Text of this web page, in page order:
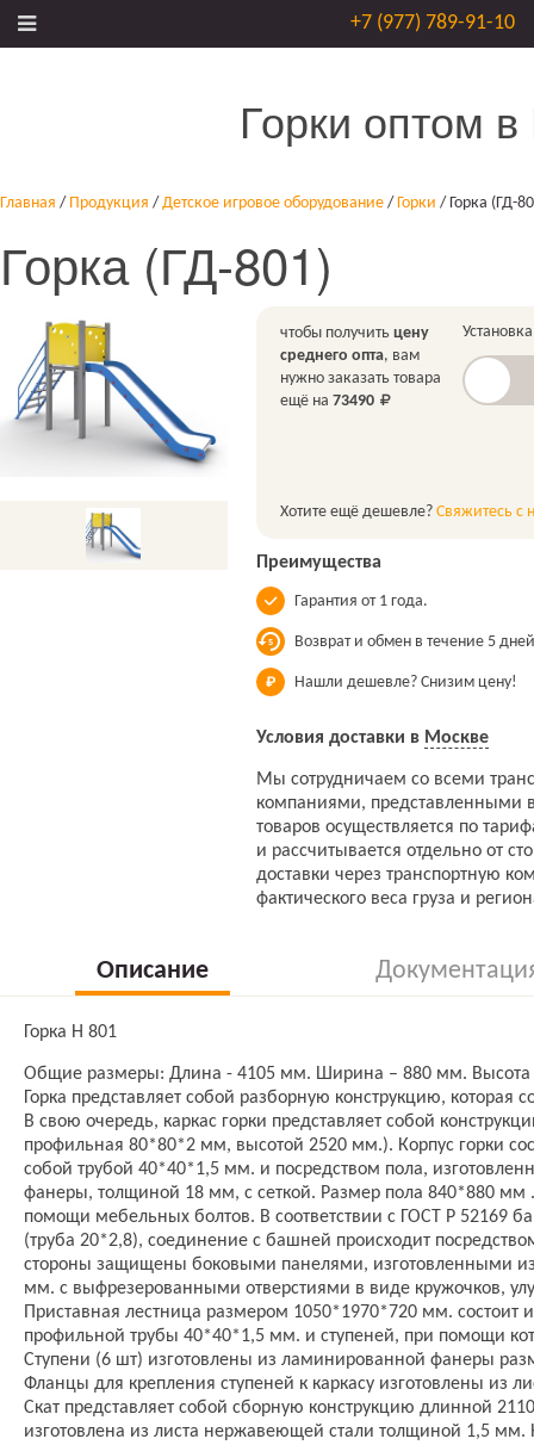
+7 (977) 789-91-10
Горки оптом
Главная / Продукция / Детское игровое оборудование / Горки / Горка (ГД-
Горка (ГД-801)
чтобы получить цену
среднего опта, вам
нужно заказать товара
ещё на 73490
Установка
Хотите ещё дешевле? Свяжитесь с
Преимущества
Гарантия от 1 года.
Возврат и обмен в течение 5
Нашли дешевле? Снизим цену!
Условия доставки в Москве
Мы сотрудничаем со всеми
компаниями, представленными
товаров осуществляется по
и рассчитывается отдельно от
доставки через транспортную
фактического веса груза и
Описание
Горка Н 801
Общие размеры: Длина - 4105 мм. Ширина – 880 мм. Высота
Горка представляет собой разборную конструкцию, которая
В свою очередь, каркас горки представляет собой
профильная 80*80*2 мм, высотой 2520 мм.). Корпус горки
собой трубой 40*40*1,5 мм. и посредством пола,
фанеры, толщиной 18 мм, с сеткой. Размер пола 840*880 мм
помощи мебельных болтов. В соответствии с ГОСТ Р 52169
(труба 20*2,8), соединение с башней происходит
стороны защищены боковыми панелями, изготовленными
мм. с выфрезерованными отверстиями в виде кружочков,
Приставная лестница размером 1050*1970*720 мм. состоит
профильной трубы 40*40*1,5 мм. и ступеней, при помощи
Ступени (6 шт) изготовлены из ламинированной фанеры
Фланцы для крепления ступеней к каркасу изготовлены из
Скат представляет собой сборную конструкцию длинной
изготовлена из листа нержавеющей стали толщиной 1,5